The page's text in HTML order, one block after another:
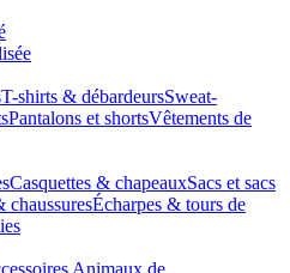
T-shirts & débardeursSweat-
Pantalons et shortsVêtements de
Casquettes & chapeauxSacs et sacs
chaussuresÉcharpes & tours de